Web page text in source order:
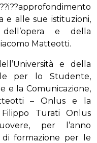
e alle sue istituzioni,
e della
Matteotti.
e della
per lo Studente,
e la Comunicazione,
– Onlus e la
Turati Onlus
per l’anno
di formazione per le